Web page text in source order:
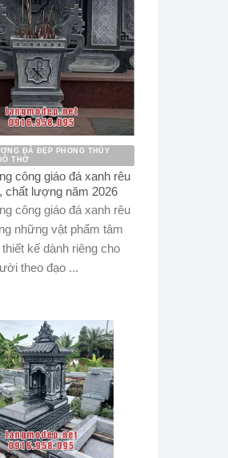
ĐÁ ĐẸP PHONG THỦY
THỜ
công giáo đá xanh rêu
chất lượng năm 2026
công giáo đá xanh rêu
những vật phẩm tâm
kế dành riêng cho
theo đạo ...